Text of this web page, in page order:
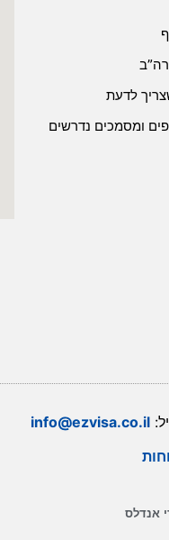
לדעת
ומסמכים נדרשים
info@ezvisa.co.il
אנדלס